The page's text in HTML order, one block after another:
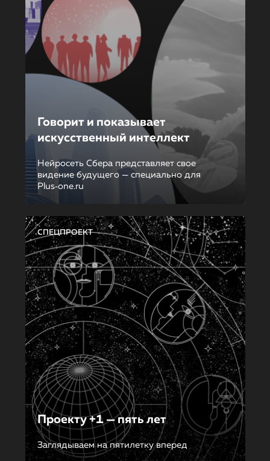
Говорит и показывает
искусственный интеллект
Нейросеть Сбера представляет свое
видение будущего — специально для
Plus‑one.ru
СПЕЦПРОЕКТ
Проекту +1 — пять лет
Заглядываем на пятилетку вперед